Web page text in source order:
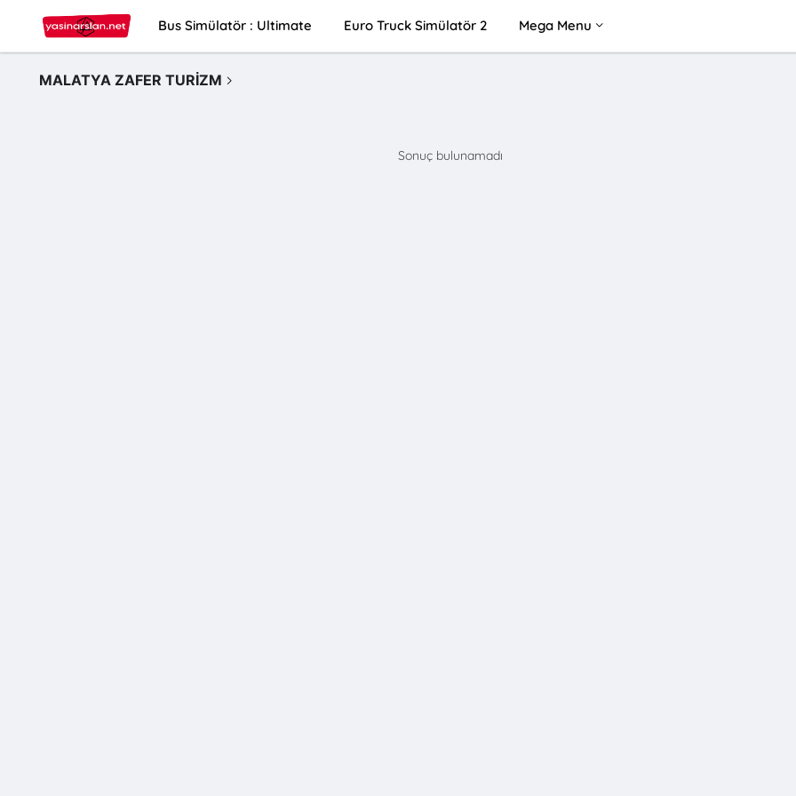
Bus Simülatör : Ultimate Euro Truck Simülatör 2 Mega Menu
MALATYA ZAFER TURİZM
Sonuç bulunamadı